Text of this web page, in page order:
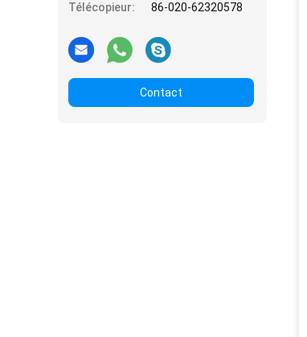
Télécopieur:
86-020-62320578
Contact